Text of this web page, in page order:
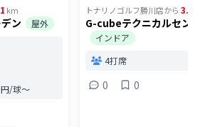
km
ン 屋外
/球〜
トナリノゴルフ勝川店から 3.31
G-cubeテクニカルセンター
インドア
4打席
0 0